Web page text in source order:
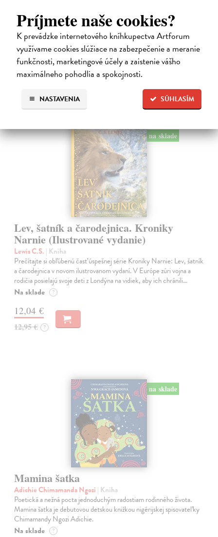
Príjmete naše cookies?
K prevádzke internetového kníhkupectva Artforum
využívame cookies slúžiace na zabezpečenie a meranie
funkčnosti, marketingové účely a zaistenie vášho
maximálneho pohodlia a spokojnosti.
SÚHLASÍM
NASTAVENIA
Alica je zvedavá mačka, ktorá býva so zvedavým Andrejom. Obaja sú
fascinovaní ríšou hmyzu.
Na sklade ?
28,03 €
28,90 € ?
na sklade
Lev, šatník a čarodejnica. Kroniky
Narnie (Ilustrované vydanie)
Lewis C.S. | Kniha
Prečítajte si obľúbenú časť úspešnej série Kroniky Narnie: Lev, šatník
a čarodejnica v novom ilustrovanom vydaní. V Európe zúri vojna a
rodičia posielajú svoje deti z Londýna na vidiek, aby ich chránili…
Na sklade ?
12,04 €
12,95 € ?
na sklade
Mamina šatka
Adichie Chimamanda Ngozi | Kniha
Poetická a nežná pocta jednoduchým radostiam rodinného života.
Mamina šatka je debutovou detskou knižkou nigérijskej spisovateľky
Chimamandy Ngozi Adichie.
Na sklade ?